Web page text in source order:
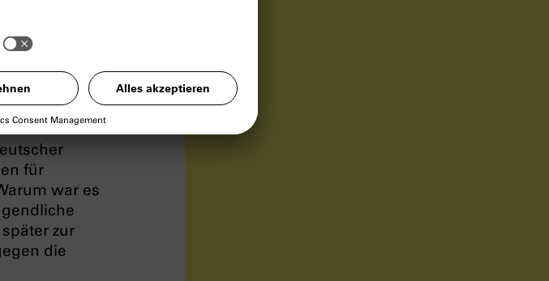
In
in
machte
für
war es
zur
die